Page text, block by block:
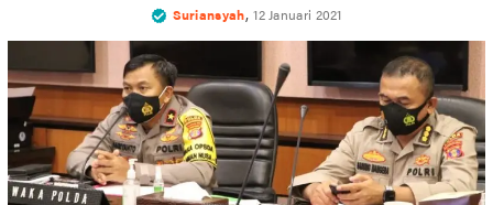
Suriansyah,12 Januari 2021